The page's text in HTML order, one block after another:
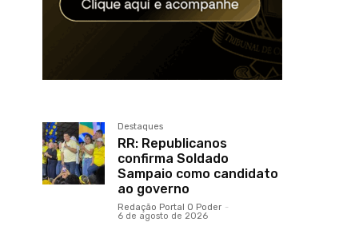
Destaques
RR: Republicanos
confirma Soldado
Sampaio como candidato
ao governo
Redação Portal O Poder -
6 de agosto de 2026